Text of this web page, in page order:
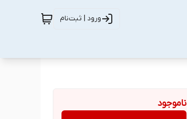
ورود | ثبت‌نام
ناموجود